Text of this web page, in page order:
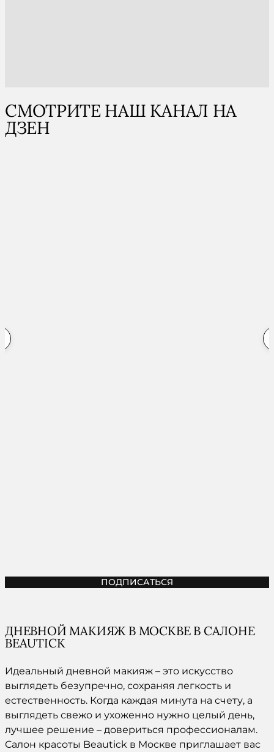
СМОТРИТЕ НАШ КАНАЛ НА
ДЗЕН
ПОДПИСАТЬСЯ
ДНЕВНОЙ МАКИЯЖ В МОСКВЕ В САЛОНЕ
BEAUTICK
Идеальный дневной макияж – это искусство
выглядеть безупречно, сохраняя легкость и
естественность. Когда каждая минута на счету, а
выглядеть свежо и ухоженно нужно целый день,
лучшее решение – довериться профессионалам.
Салон красоты Beautick в Москве приглашает вас